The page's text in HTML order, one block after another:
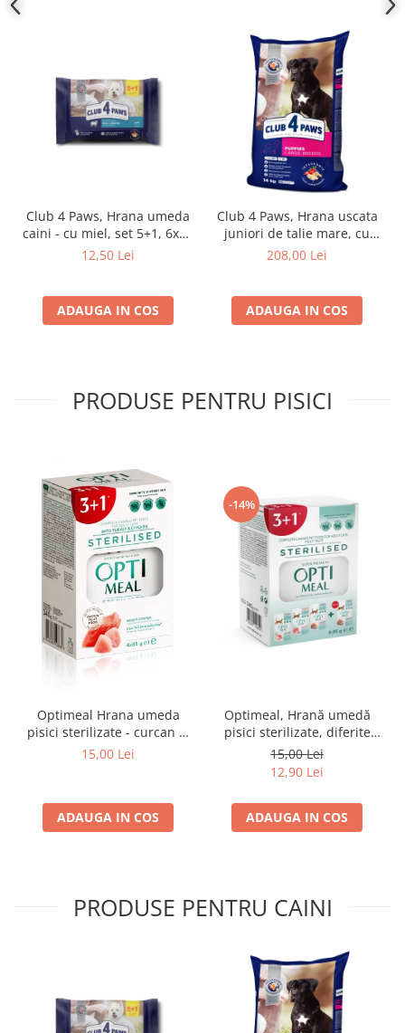
Club 4 Paws, Hrana umeda
caini - cu miel, set 5+1, 6x80
g
12,50 Lei
ADAUGA IN COS
Club 4 Paws, Hrana uscata
juniori de talie mare, cu
pui, 14kg
208,00 Lei
ADAUGA IN COS
PRODUSE PENTRU PISICI
Optimeal Hrana umeda
pisici sterilizate - curcan si
pui in sos, set 3+1,
15,00 Lei
ADAUGA IN COS
-14%
Optimeal, Hrană umedă
pisici sterilizate, diferite
arome, (3+1), 0.34kg
15,00 Lei
12,90 Lei
ADAUGA IN COS
PRODUSE PENTRU CAINI